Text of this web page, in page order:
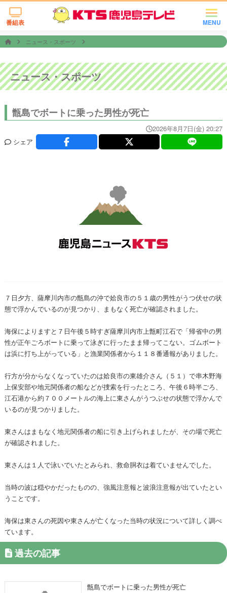
MENU
番組表
ニュース・スポーツ
ニュース・スポーツ
甑島でボートに乗った男性が死亡
2026年8月7日(金) 20:27
シェア
７日夕方、薩摩川内市の甑島の沖で姶良市の５１歳の男性がうつ伏せの状
態で浮かんでいるのが見つかり、まもなく死亡が確認されました。
海保によりますと７日午後５時すぎ薩摩川内市上甑町江石で「帰省中の男
性が正午ごろボートに乗って泳ぎに行ったまま帰ってこない。ゴムボート
は浜に打ち上がっている」と漁業関係者から１１８番通報がありました。
行方が分からなくなっていたのは姶良市の東雄介さん（５１）で串木野海
上保安部や地元関係者の船などが捜索を行ったところ、午後６時半ごろ、
江石港から約７００メートルの海上に東さんがうつぶせの状態で浮かんで
いるのが見つかりました。
東さんはまもなく地元関係者の船に引き上げられましたが、その場で死亡
が確認されました。
東さんは１人で泳いでいたとみられ、救命胴衣は着ていませんでした。
当時の波は穏やかだったものの、強風注意報と波浪注意報が出ていたとい
うことです。
海保は東さんの死因や東さんが亡くなった当時の状況について詳しく調べ
ています。
過去の記事
甑島でボートに乗った男性が死亡